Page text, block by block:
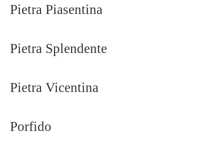
Pietra Piasentina
Pietra Splendente
Pietra Vicentina
Porfido